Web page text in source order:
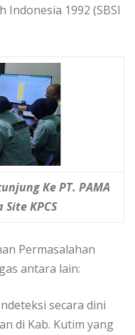
Indonesia 1992 (SBSI
Ke PT. PAMA
KPCS
Permasalahan
antara lain:
secara dini
di Kab. Kutim yang